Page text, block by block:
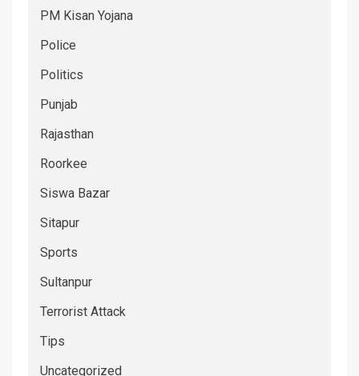
PM Kisan Yojana
Police
Politics
Punjab
Rajasthan
Roorkee
Siswa Bazar
Sitapur
Sports
Sultanpur
Terrorist Attack
Tips
Uncategorized